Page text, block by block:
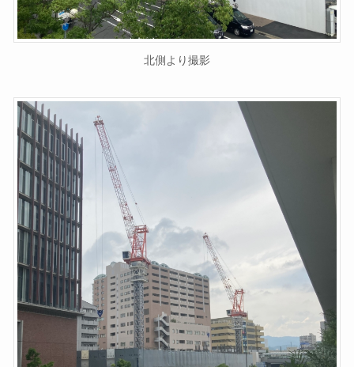
北側より撮影